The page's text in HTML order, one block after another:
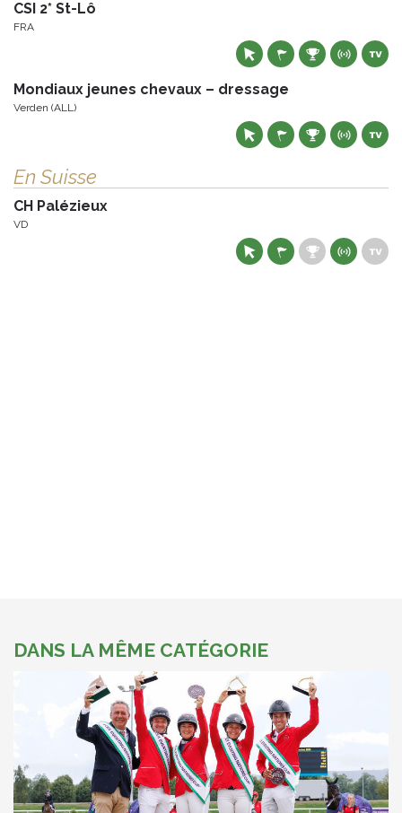
CSI 2* St-Lô
FRA
Mondiaux jeunes chevaux – dressage
Verden (ALL)
En Suisse
CH Palézieux
VD
DANS LA MÊME CATÉGORIE